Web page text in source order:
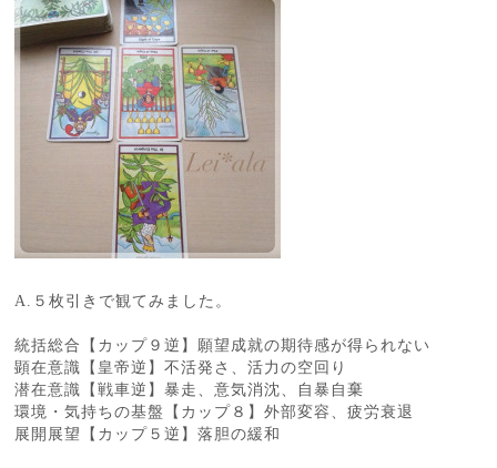
A.５枚引きで観てみました。
統括総合【カップ９逆】願望成就の期待感が得られない
顕在意識【皇帝逆】不活発さ、活力の空回り
潜在意識【戦車逆】暴走、意気消沈、自暴自棄
環境・気持ちの基盤【カップ８】外部変容、疲労衰退
展開展望【カップ５逆】落胆の緩和